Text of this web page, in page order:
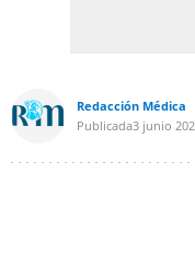
Redacción Médica
Publicada3 junio